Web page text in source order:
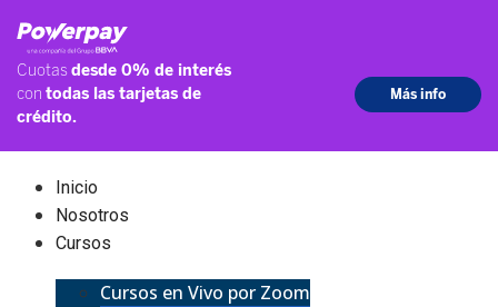
Inicio
Nosotros
Cursos
Cursos en Vivo por Zoom